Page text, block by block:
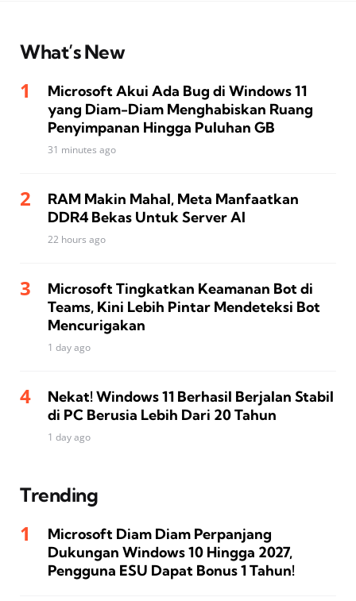
What’s New
Microsoft Akui Ada Bug di Windows 11
yang Diam-Diam Menghabiskan Ruang
Penyimpanan Hingga Puluhan GB
31 minutes ago
RAM Makin Mahal, Meta Manfaatkan
DDR4 Bekas Untuk Server AI
22 hours ago
Microsoft Tingkatkan Keamanan Bot di
Teams, Kini Lebih Pintar Mendeteksi Bot
Mencurigakan
1 day ago
Nekat! Windows 11 Berhasil Berjalan Stabil
di PC Berusia Lebih Dari 20 Tahun
1 day ago
Trending
Microsoft Diam Diam Perpanjang
Dukungan Windows 10 Hingga 2027,
Pengguna ESU Dapat Bonus 1 Tahun!